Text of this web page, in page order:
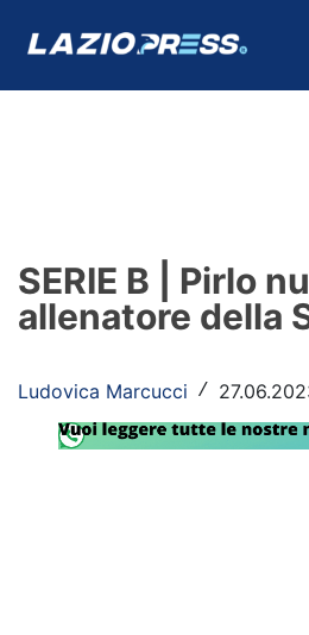
Formello
Primavera
SERIE B | Pirlo
allenatore della
Ludovica Marcucci /